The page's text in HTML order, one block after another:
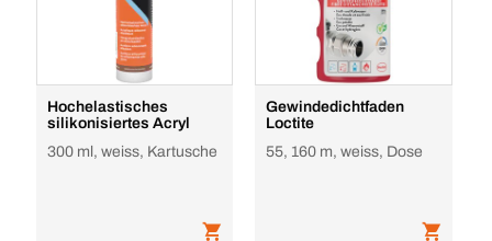
Hochelastisches
silikonisiertes Acryl
300 ml, weiss, Kartusche
Gewindedichtfaden
Loctite
55, 160 m, weiss, Dose